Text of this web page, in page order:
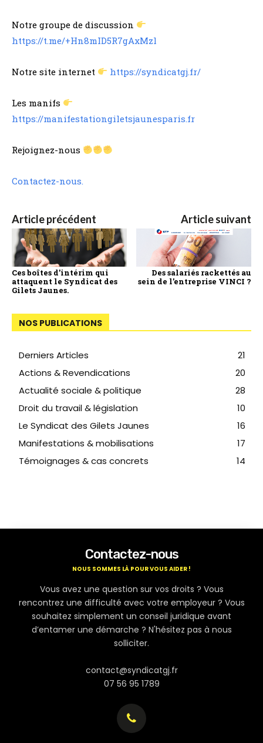
Notre groupe de discussion
https://t.me/+Hn8mID5R7gAxMzl
Notre site internet https://syndicatgj.fr/
Les manifs
https://manifestationgiletsjaunesparis.fr
Rejoignez-nous
Contactez-nous.
Article précédent
Ces boîtes d’intérim qui
attaquent le Syndicat des
Gilets Jaunes.
Article suivant
Des salariés rackettés au
sein de l’entreprise VINCI ?
NOS PUBLICATIONS
Derniers Articles
21
Actions & Revendications
20
Actualité sociale & politique
28
Droit du travail & législation
10
Le Syndicat des Gilets Jaunes
16
Manifestations & mobilisations
17
Témoignages & cas concrets
14
Contactez-nous
NOUS SOMMES LÀ POUR VOUS AIDER !
Vous avez une question sur vos droits ? Vous
rencontrez une difficulté avec votre employeur ? Vous
souhaitez simplement un conseil juridique avant
d’entamer une démarche ? N'hésitez pas à nous
solliciter.
contact@syndicatgj.fr
07 56 95 1789